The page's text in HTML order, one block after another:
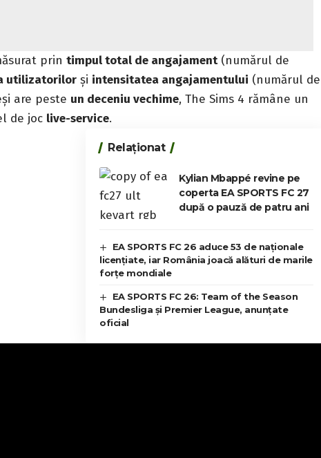
printimpul total de angajament(numărul de
utilizatorilor și intensitatea angajamentului (numărul de
are peste un deceniu vechime, The Sims 4 rămâne un
de joc live-service.
Relaționat
Kylian Mbappé revine pe
coperta EA SPORTS FC 27
după o pauză de patru ani
EA SPORTS FC 26 aduce 53 de naționale
licențiate, iar România joacă alături de marile
forțe mondiale
EA SPORTS FC 26: Team of the Season
Bundesliga și Premier League, anunțate
oficial